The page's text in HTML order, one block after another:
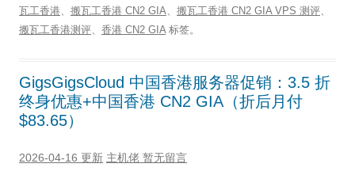
瓦工香港、 搬瓦工香港 CN2 GIA、 搬瓦工香港 CN2 GIA VPS 测评、
搬瓦工香港测评、 香港 CN2 GIA标签。
GigsGigsCloud 中国香港服务器促销：3.5 折
终身优惠+中国香港 CN2 GIA（折后月付
$83.65）
2026-04-16 更新 主机佬 暂无留言